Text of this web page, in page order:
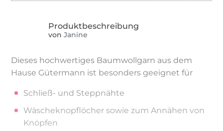
von Janine
Dieses hochwertiges Baumwollgarn aus dem
Hause Gütermann ist besonders geeignet für
Schließ- und Steppnähte
Wäscheknopflöcher sowie zum Annähen von
Knöpfen